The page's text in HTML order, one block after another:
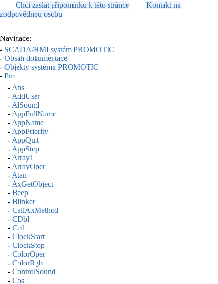
Chci zaslat připomínku k této stránce
Kontakt na
zodpovědnou osobu
Navigace:
- SCADA/HMI systém PROMOTIC
- Obsah dokumentace
- Objekty systému PROMOTIC
- Pm
- Abs
- AddUser
- AlSound
- AppFullName
- AppName
- AppPriority
- AppQuit
- AppStop
- Array1
- ArrayOper
- Atan
- AxGetObject
- Beep
- Blinker
- CallAxMethod
- CDbl
- Ceil
- ClockStart
- ClockStop
- ColorOper
- ColorRgb
- ControlSound
- Cos